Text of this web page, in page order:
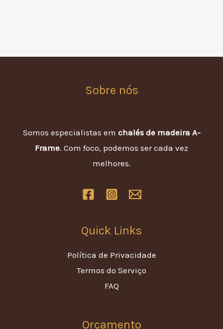
Sobre nós
Somos especialistas em chalés de madeira A-
Frame. Com foco, podemos ser cada vez
melhores.
Quick Links
Política de Privacidade
Termos do Serviço
FAQ
Orçamento